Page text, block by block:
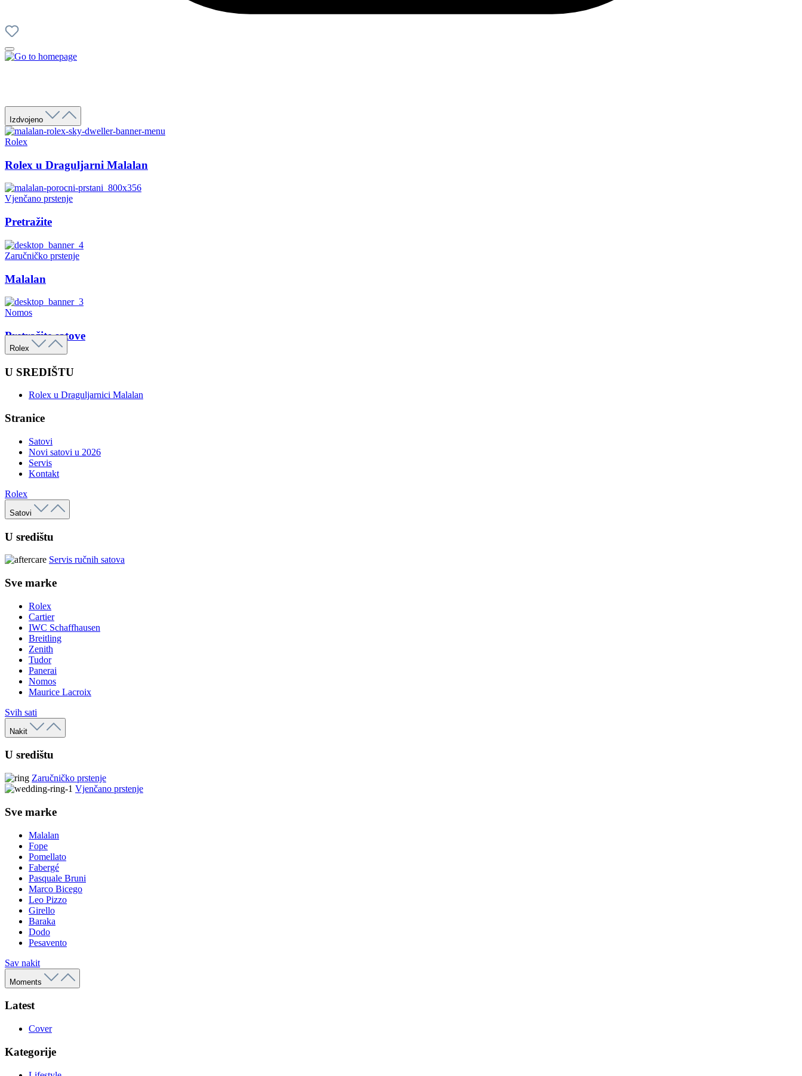
Izdvojeno
Rolex
Rolex u Draguljarni Malalan
Vjenčano prstenje
Pretražite
Zaručničko prstenje
Malalan
Nomos
Pretražite satove
Rolex
U SREDIŠTU
Rolex u Draguljarnici Malalan
Stranice
Satovi
Novi satovi u 2026
Servis
Kontakt
Rolex
Satovi
U središtu
Servis ručnih satova
Sve marke
Rolex
Cartier
IWC Schaffhausen
Breitling
Zenith
Tudor
Panerai
Nomos
Maurice Lacroix
Svih sati
Nakit
U središtu
Zaručničko prstenje
Vjenčano prstenje
Sve marke
Malalan
Fope
Pomellato
Fabergé
Pasquale Bruni
Marco Bicego
Leo Pizzo
Girello
Baraka
Dodo
Pesavento
Sav nakit
Moments
Latest
Cover
Kategorije